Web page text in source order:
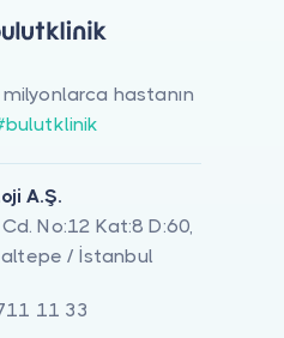
hastanın
A.Ş.
No:12 Kat:8 D:60,
/ İstanbul
11 33